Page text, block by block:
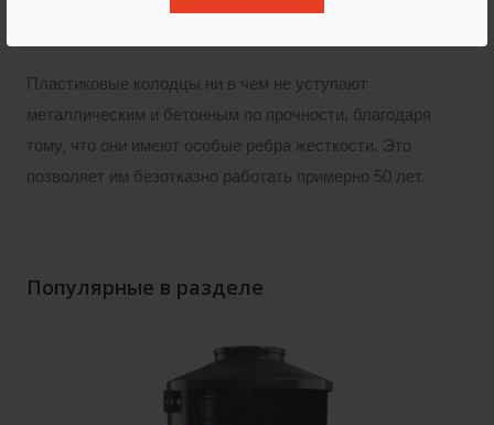
Пластиковые колодцы ни в чем не уступают
металлическим и бетонным по прочности, благодаря
тому, что они имеют особые ребра жесткости. Это
позволяет им безотказно работать примерно 50 лет.
Популярные в разделе